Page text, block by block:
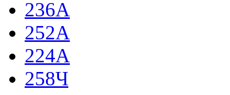
236А
252А
224А
258Ч